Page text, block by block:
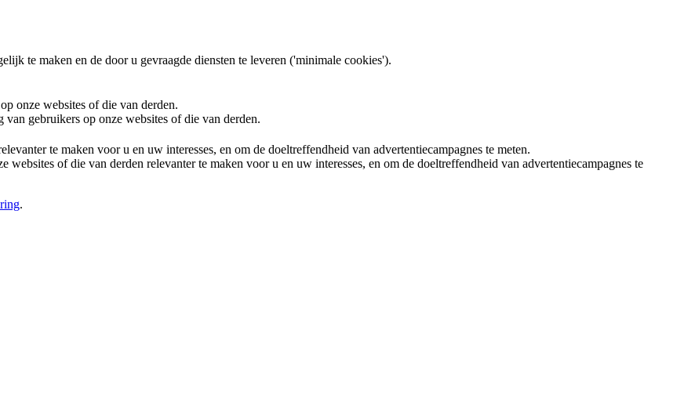
te maken en de door u gevraagde diensten te leveren ('minimale cookies').
onze websites of die van derden.
van gebruikers op onze websites of die van derden.
te maken voor u en uw interesses, en om de doeltreffendheid van advertentiecampagnes te meten.
websites of die van derden relevanter te maken voor u en uw interesses, en om de doeltreffendheid van advertentiecampagnes te
.